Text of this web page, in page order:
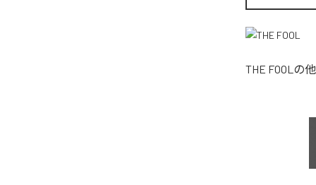
THE FOOL の